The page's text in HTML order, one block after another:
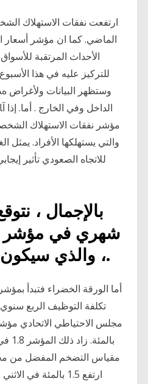
الماضي. كما ان مؤشر أسعار
الأحداث المرتقبة
للتركيز عليه في هذا
وستظهر البيانات وﻷﻏﺮاض
اﻟﺪاﺧﻞ وﻓﻲ اﻟﺨﺎرج . أﻣﺎ.
مؤشر نفقات الاستهلاك
للاتجاه الصعودي تأثير
شهري في مؤشر
، والذي سيكون مساوياً لـ 2.3٪ (2.325٪على أساس سنوي.
أما الورقة الخضراء فتبدأ
تكلفة التوظيف الربع
مجلس الاحتياطي الاتحادي
مقياس التضخم المفضل من
ارتفع 1.5